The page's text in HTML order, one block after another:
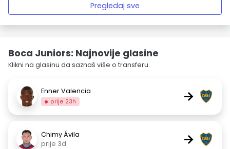
Pregledaj sve
Boca Juniors: Najnovije glasine
Klikni na glasinu da saznaš više o transferu.
Enner Valencia
prije 23h →
Chimy Ávila
prije 3d
→